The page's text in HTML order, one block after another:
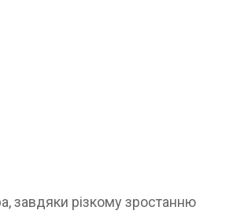
завдяки різкому зростанню